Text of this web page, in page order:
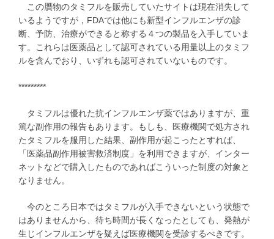
この贋物のタミフルを販売していたサイトは現在消失して
いるようですが，FDAでは他にも新型インフルエンザの診
断、予防、治療ができると称する４つの製品を入手していま
す。これらは医薬品として認可されている用量以上のタミフ
ルを含んでおり、いずれも認可されていないものです。
*********
タミフルは優れた抗インフルエンザ薬ではありますが、重
篤な副作用の報告もあります。もしも、医療機関で処方され
たタミフルを服用した結果、副作用が起こったとすれば、
「医薬品副作用被害救済制度」を利用できますが、インター
ネットなどで購入したものであればこういった制度の対象と
なりません。
今のところ日本ではタミフルが入手できないという状態で
はありませんから、待ち時間が長くなったとしても、発熱が
生じインフルエンザを疑えば医療機関を受診するべきです。